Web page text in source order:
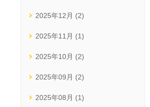
2025年12月 (2)
2025年11月 (1)
2025年10月 (2)
2025年09月 (2)
2025年08月 (1)